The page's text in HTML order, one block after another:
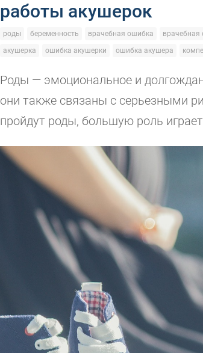
работы акушерок
роды беременность врачебная ошибка врачебная
акушерка
ошибка акушерки ошибка акушера
Роды — эмоциональное и
они также связаны с серьезными
пройдут роды, большую роль